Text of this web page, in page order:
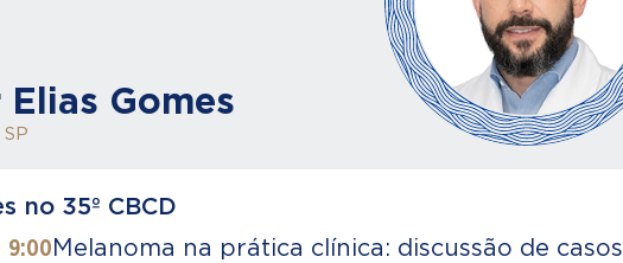
Elias Gomes
no 35º CBCD
9:00 Melanoma na prática clínica: discussão de casos